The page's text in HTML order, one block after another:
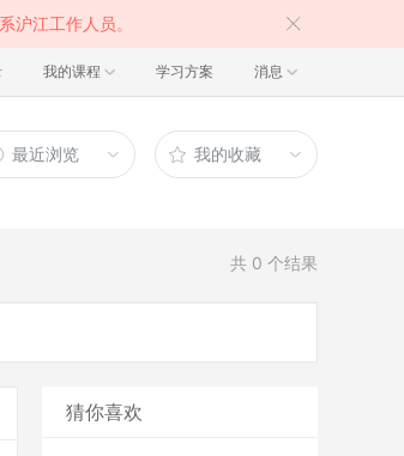
沪江工作人员。
我的课程 学习方案 消息
最近浏览 我的收藏
共 0 个结果
猜你喜欢